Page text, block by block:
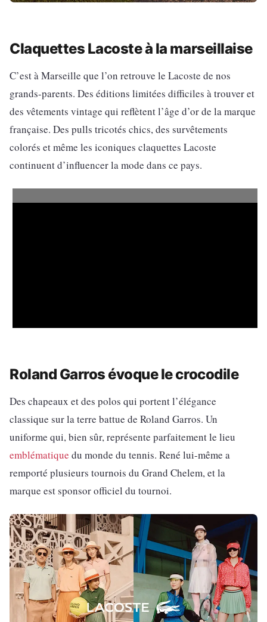
Claquettes Lacoste à la marseillaise
C’est à Marseille que l’on retrouve le Lacoste de nos
grands-parents. Des éditions limitées difficiles à trouver et
des vêtements vintage qui reflètent l’âge d’or de la marque
française. Des pulls tricotés chics, des survêtements
colorés et même les iconiques claquettes Lacoste
continuent d’influencer la mode dans ce pays.
Roland Garros évoque le crocodile
Des chapeaux et des polos qui portent l’élégance
classique sur la terre battue de Roland Garros. Un
uniforme qui, bien sûr, représente parfaitement le lieu
emblématique du monde du tennis. René lui-même a
remporté plusieurs tournois du Grand Chelem, et la
marque est sponsor officiel du tournoi.